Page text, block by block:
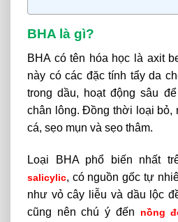
BHA là gì?
BHA có tên hóa học là axit
này có các đặc tính tẩy da
trong dầu, hoạt động sâu
chân lông. Đồng thời loại bỏ,
cá, sẹo mụn và sẹo thâm.
Loại BHA phổ biến nhất
salicylic, có nguồn gốc tự
như vỏ cây liễu và dầu lộc
cũng nên chú ý đến
nồng